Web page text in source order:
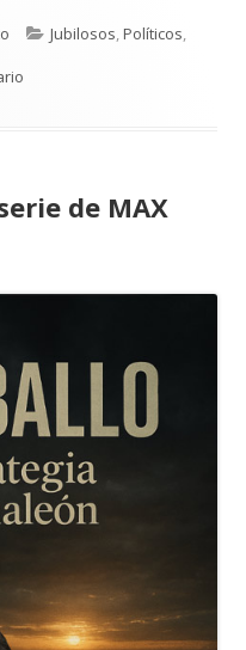
Categorías
Jubilosos,Políticos,
de MAX